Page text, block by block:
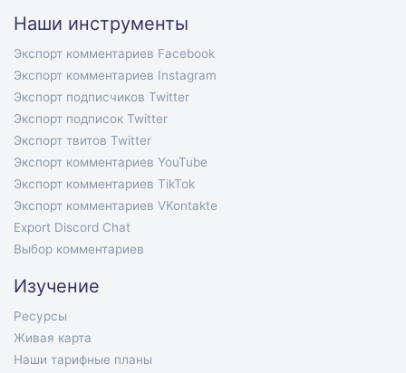
Наши инструменты
Экспорт комментариев Facebook
Экспорт комментариев Instagram
Экспорт подписчиков Twitter
Экспорт подписок Twitter
Экспорт твитов Twitter
Экспорт комментариев YouTube
Экспорт комментариев TikTok
Экспорт комментариев VKontakte
Export Discord Chat
Выбор комментариев
Изучение
Ресурсы
Живая карта
Наши тарифные планы